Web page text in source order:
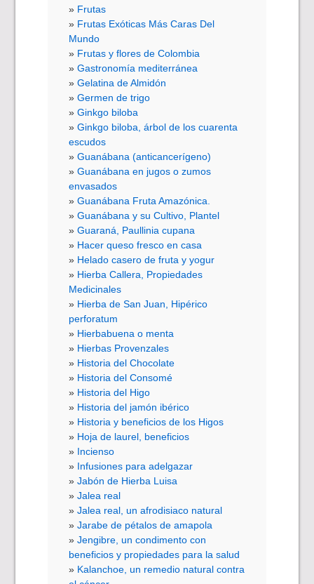
Frutas
Frutas Exóticas Más Caras Del
Mundo
Frutas y flores de Colombia
Gastronomía mediterránea
Gelatina de Almidón
Germen de trigo
Ginkgo biloba
Ginkgo biloba, árbol de los cuarenta
escudos
Guanábana (anticancerígeno)
Guanábana en jugos o zumos
envasados
Guanábana Fruta Amazónica.
Guanábana y su Cultivo, Plantel
Guaraná, Paullinia cupana
Hacer queso fresco en casa
Helado casero de fruta y yogur
Hierba Callera, Propiedades
Medicinales
Hierba de San Juan, Hipérico
perforatum
Hierbabuena o menta
Hierbas Provenzales
Historia del Chocolate
Historia del Consomé
Historia del Higo
Historia del jamón ibérico
Historia y beneficios de los Higos
Hoja de laurel, beneficios
Incienso
Infusiones para adelgazar
Jabón de Hierba Luisa
Jalea real
Jalea real, un afrodisiaco natural
Jarabe de pétalos de amapola
Jengibre, un condimento con
beneficios y propiedades para la salud
Kalanchoe, un remedio natural contra